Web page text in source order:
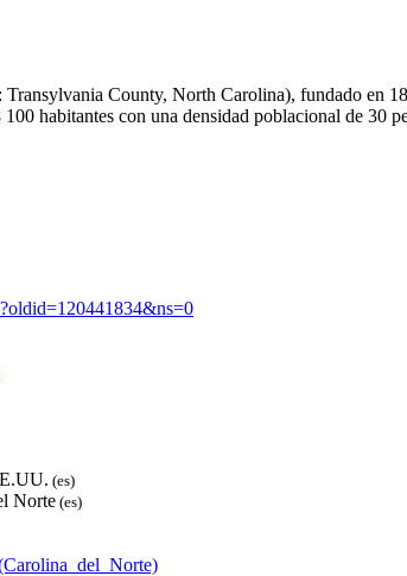
County, North Carolina), fundado en
habitantes con una densidad poblacional de 30
(es)
Norte (es)